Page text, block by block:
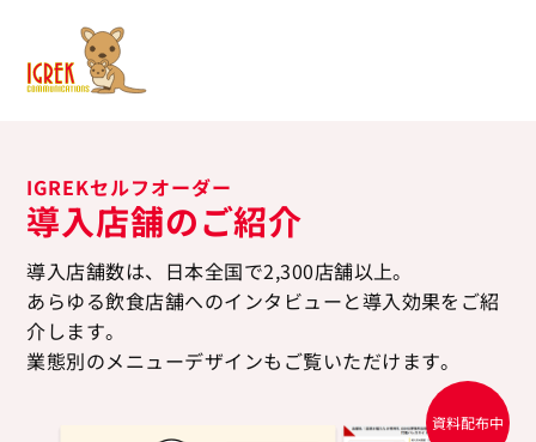
IGREKセルフオーダー
導入店舗のご紹介
導入店舗数は、日本全国で2,300店舗以上。
あらゆる飲食店舗へのインタビューと導入効果をご紹
介します。
業態別のメニューデザインもご覧いただけます。